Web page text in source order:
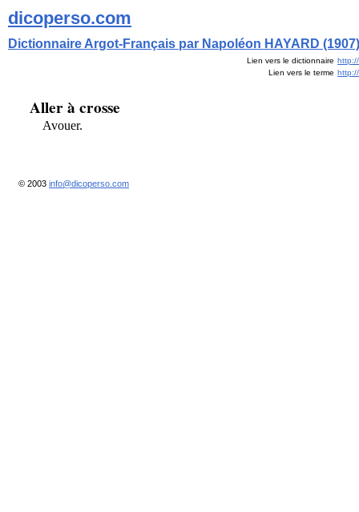
dicoperso.com
Dictionnaire Argot-Français par Napoléon HAYARD (1907)
Lien vers le dictionnaire
Lien vers le terme
Aller à crosse
Avouer.
© 2003 info@dicoperso.com